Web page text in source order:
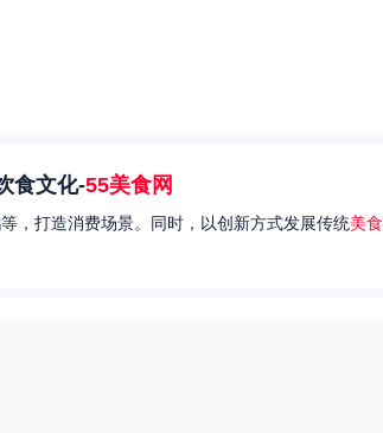
食文化-55美食网
，打造消费场景。同时，以创新方式发展传统美食